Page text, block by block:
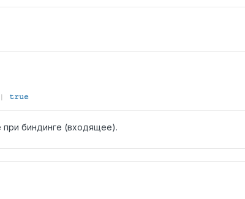
true
биндинге (входящее).